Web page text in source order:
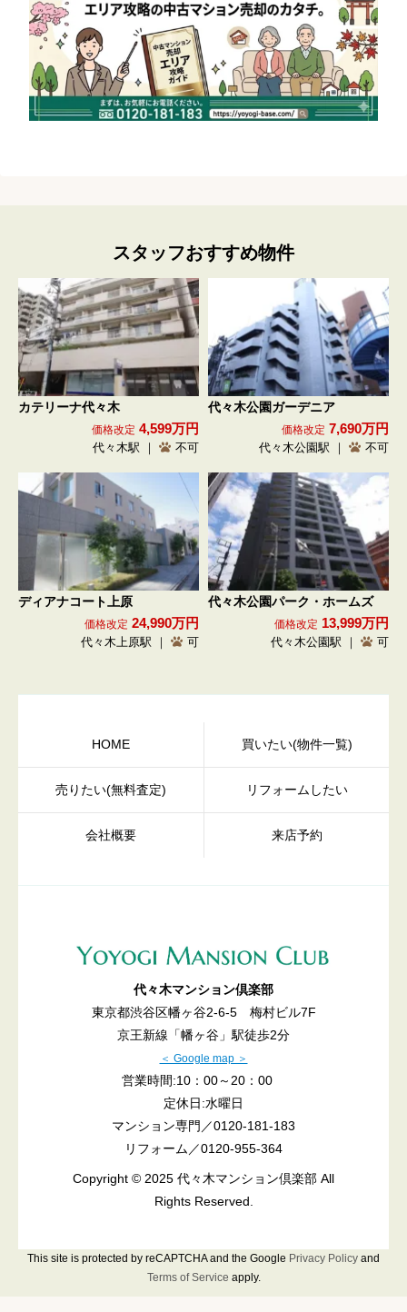
スタッフおすすめ物件
カテリーナ代々木
価格改定 4,599万円
代々木駅 ｜ 不可
代々木公園ガーデニア
価格改定 7,690万円
代々木公園駅 ｜ 不可
ディアナコート上原
価格改定 24,990万円
代々木上原駅 ｜ 可
代々木公園パーク・ホームズ
価格改定 13,999万円
代々木公園駅 ｜ 可
HOME 買いたい(物件一覧)
売りたい(無料査定) リフォームしたい
会社概要 来店予約
代々木マンション倶楽部
東京都渋谷区幡ヶ谷2-6-5 梅村ビル7F
京王新線「幡ヶ谷」駅徒歩2分
＜ Google map ＞
営業時間:10：00～20：00
定休日:水曜日
マンション専門／0120-181-183
リフォーム／0120-955-364
Copyright © 2025 代々木マンション倶楽部 All
Rights Reserved.
This site is protected by reCAPTCHA and the Google Privacy Policy and
Terms of Service apply.